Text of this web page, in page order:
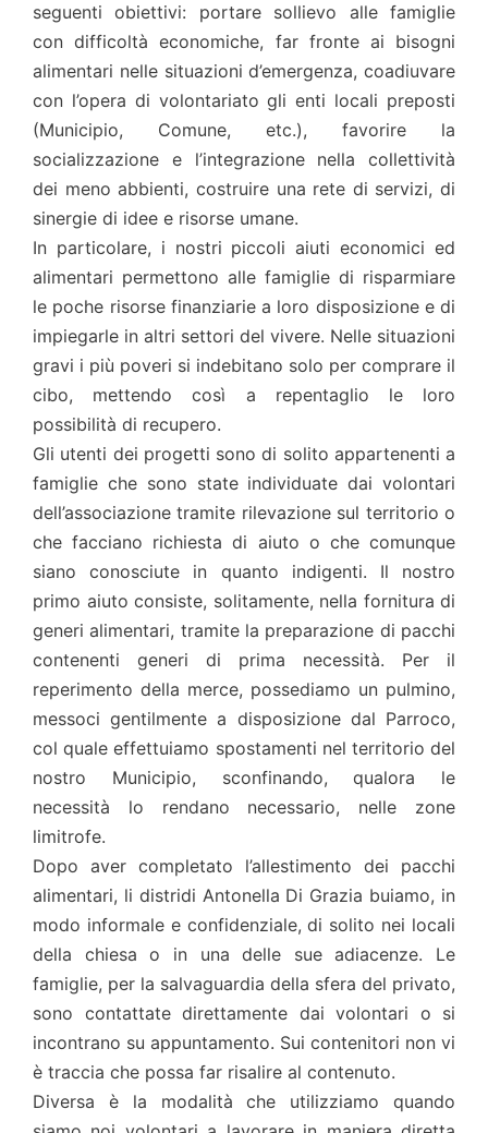
seguenti obiettivi: portare sollievo alle famiglie
con difficoltà economiche, far fronte ai bisogni
alimentari nelle situazioni d’emergenza, coadiuvare
con l’opera di volontariato gli enti locali preposti
(Municipio, Comune, etc.), favorire la
socializzazione e l’integrazione nella collettività
dei meno abbienti, costruire una rete di servizi, di
sinergie di idee e risorse umane.
In particolare, i nostri piccoli aiuti economici ed
alimentari permettono alle famiglie di risparmiare
le poche risorse finanziarie a loro disposizione e di
impiegarle in altri settori del vivere. Nelle situazioni
gravi i più poveri si indebitano solo per comprare il
cibo, mettendo così a repentaglio le loro
possibilità di recupero.
Gli utenti dei progetti sono di solito appartenenti a
famiglie che sono state individuate dai volontari
dell’associazione tramite rilevazione sul territorio o
che facciano richiesta di aiuto o che comunque
siano conosciute in quanto indigenti. Il nostro
primo aiuto consiste, solitamente, nella fornitura di
generi alimentari, tramite la preparazione di pacchi
contenenti generi di prima necessità. Per il
reperimento della merce, possediamo un pulmino,
messoci gentilmente a disposizione dal Parroco,
col quale effettuiamo spostamenti nel territorio del
nostro Municipio, sconfinando, qualora le
necessità lo rendano necessario, nelle zone
limitrofe.
Dopo aver completato l’allestimento dei pacchi
alimentari, li distridi Antonella Di Grazia buiamo, in
modo informale e confidenziale, di solito nei locali
della chiesa o in una delle sue adiacenze. Le
famiglie, per la salvaguardia della sfera del privato,
sono contattate direttamente dai volontari o si
incontrano su appuntamento. Sui contenitori non vi
è traccia che possa far risalire al contenuto.
Diversa è la modalità che utilizziamo quando